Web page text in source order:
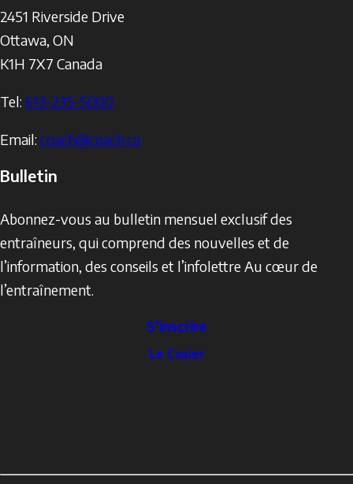
2451 Riverside Drive
Ottawa, ON
K1H 7X7 Canada
Tel: 613-235-5000
Email: coach@coach.ca
Bulletin
Abonnez-vous au bulletin mensuel exclusif des
entraîneurs, qui comprend des nouvelles et de
l’information, des conseils et l’infolettre Au cœur de
l’entraînement.
S’inscrire
Le Casier